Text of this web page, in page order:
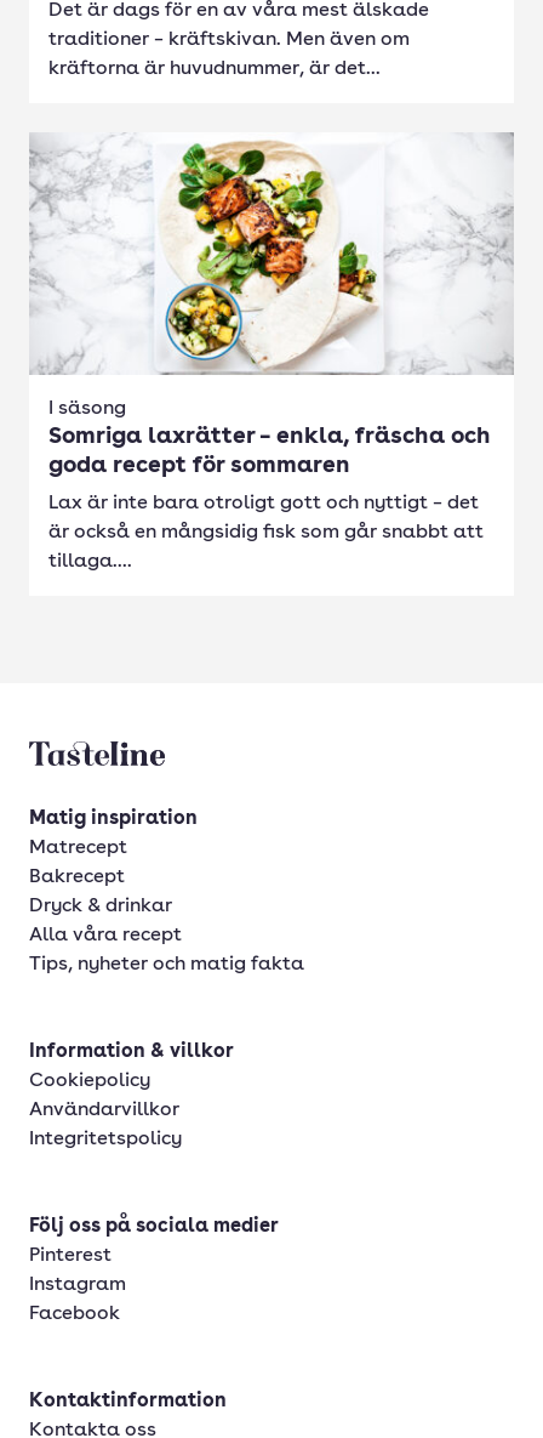
Det är dags för en av våra mest älskade
traditioner – kräftskivan. Men även om
kräftorna är huvudnummer, är det...
I säsong
Somriga laxrätter – enkla, fräscha och
goda recept för sommaren
Lax är inte bara otroligt gott och nyttigt – det
är också en mångsidig fisk som går snabbt att
tillaga....
Tasteline startsida
Matig inspiration
Matrecept
Bakrecept
Dryck & drinkar
Alla våra recept
Tips, nyheter och matig fakta
Information & villkor
Cookiepolicy
Användarvillkor
Integritetspolicy
Följ oss på sociala medier
Pinterest
Instagram
Facebook
Kontaktinformation
Kontakta oss